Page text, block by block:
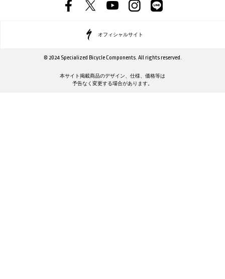
オフィシャルサイト
© 2024 Specialized Bicycle Components. All rights reserved.
本サイト掲載商品のデザイン、仕様、価格等は
予告なく変更する場合があります。